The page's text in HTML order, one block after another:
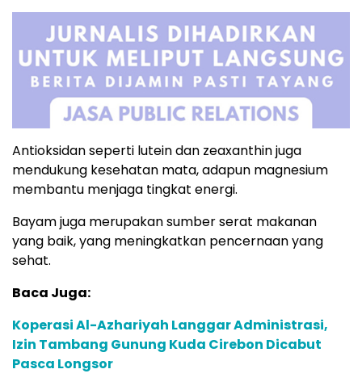
Antioksidan seperti lutein dan zeaxanthin juga
mendukung kesehatan mata, adapun magnesium
membantu menjaga tingkat energi.
Bayam juga merupakan sumber serat makanan
yang baik, yang meningkatkan pencernaan yang
sehat.
Baca Juga:
Koperasi Al-Azhariyah Langgar Administrasi,
Izin Tambang Gunung Kuda Cirebon Dicabut
Pasca Longsor